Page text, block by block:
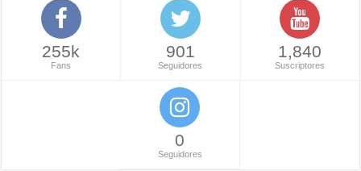
255k
Fans
901
Seguidores
1,840
Suscriptores
0
Seguidores